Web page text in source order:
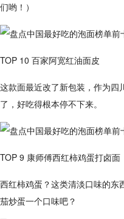
们哟！）
TOP 10 百家阿宽红油面皮
这款面最近改了新包装，作为四
了，好吃得根本停不下来。
TOP 9 康师傅西红柿鸡蛋打卤面
西红柿鸡蛋？这类清淡口味的东
茄炒蛋一个口味吧？